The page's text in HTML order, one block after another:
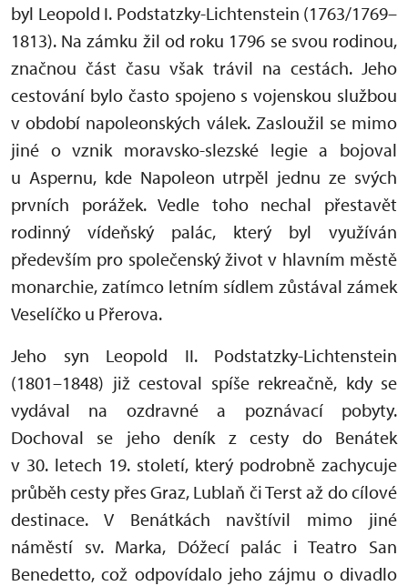
byl Leopold I. Podstatzky-Lichtenstein (1763/1769–
1813). Na zámku žil od roku 1796 se svou rodinou,
značnou část času však trávil na cestách. Jeho
cestování bylo často spojeno s vojenskou službou
v období napoleonských válek. Zasloužil se mimo
jiné o vznik moravsko-slezské legie a bojoval
u Aspernu, kde Napoleon utrpěl jednu ze svých
prvních porážek. Vedle toho nechal přestavět
rodinný vídeňský palác, který byl využíván
především pro společenský život v hlavním městě
monarchie, zatímco letním sídlem zůstával zámek
Veselíčko u Přerova.
Jeho syn Leopold II. Podstatzky-Lichtenstein
(1801–1848) již cestoval spíše rekreačně, kdy se
vydával na ozdravné a poznávací pobyty.
Dochoval se jeho deník z cesty do Benátek
v 30. letech 19. století, který podrobně zachycuje
průběh cesty přes Graz, Lublaň či Terst až do cílové
destinace. V Benátkách navštívil mimo jiné
náměstí sv. Marka, Dóžecí palác i Teatro San
Benedetto, což odpovídalo jeho zájmu o divadlo